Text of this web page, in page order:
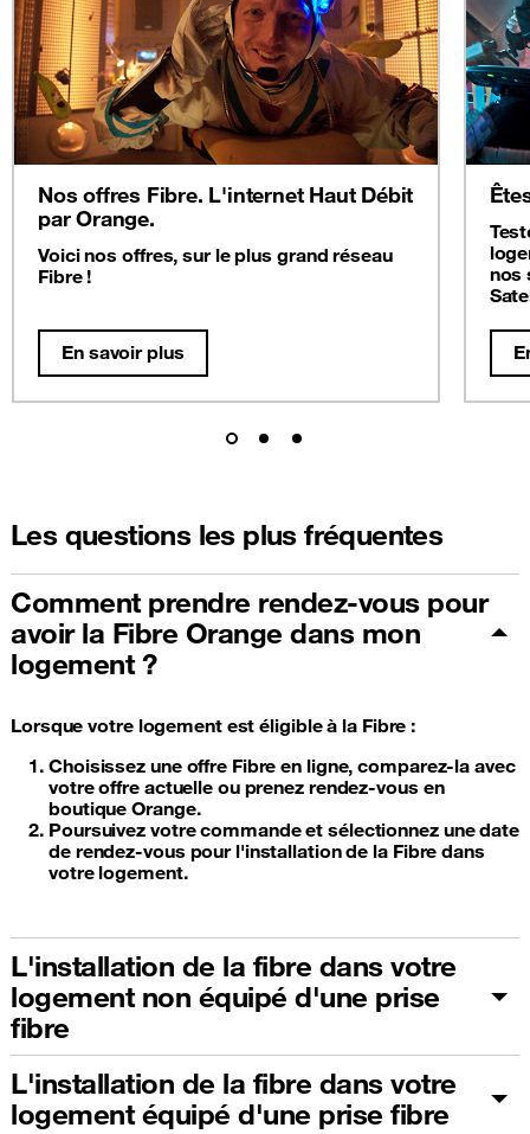
Nos offres Fibre. L'internet Haut Débit
par Orange.
Voici nos offres, sur le plus grand réseau
Fibre !
En savoir plus
nos
Les questions les plus fréquentes
Comment prendre rendez-vous pour
avoir la Fibre Orange dans mon
logement ?
Lorsque votre logement est éligible à la Fibre :
Choisissez une offre Fibre en ligne, comparez-la avec
votre offre actuelle ou prenez rendez-vous en
boutique Orange.
Poursuivez votre commande et sélectionnez une date
de rendez-vous pour l'installation de la Fibre dans
votre logement.
L'installation de la fibre dans votre
logement non équipé d'une prise
fibre
L'installation de la fibre dans votre
logement équipé d'une prise fibre